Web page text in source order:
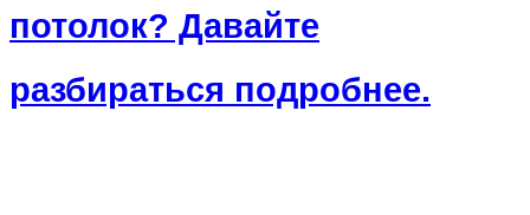
потолок? Давайте
разбираться подробнее.